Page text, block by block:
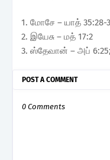
1. மோசே – யாத் 35:28-
2. இயேசு – மத் 17:2
3. ஸ்தேவான் – அப் 6:25;
POST A COMMENT
0 Comments